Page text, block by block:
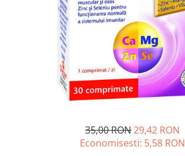
Probiotice si prebiotice
Sanatate urinara
Slabire si control greutate
Somn stres si anxietate
Balsam masca si tratament
Produse cu SPF Pentru Fata
Repelenti insecte
35,00 RON29,42 RON
Economisesti: 5,58 RON